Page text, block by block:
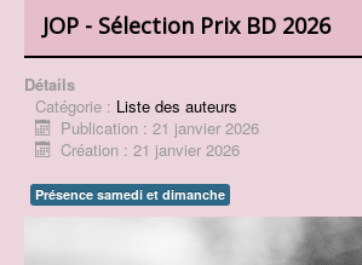
Liste des exposants
Cosplay
Présentation d'AncenisBD
Contact
Prix BD du Pays d'Ancenis
Concours de dessins
JOP - Sélection Prix BD 2026
Détails
Catégorie : Liste des auteurs
Publication : 21 janvier 2026
Création : 21 janvier 2026
Présence samedi et dimanche